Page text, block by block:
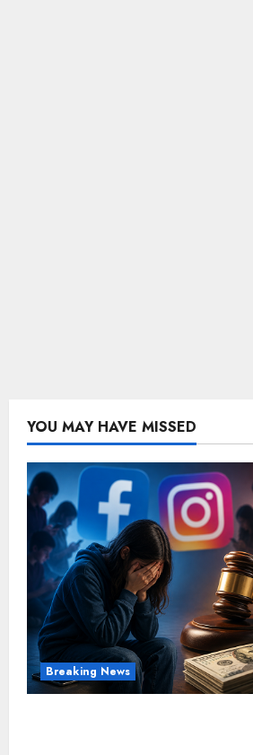
YOU MAY HAVE MISSED
Breaking News